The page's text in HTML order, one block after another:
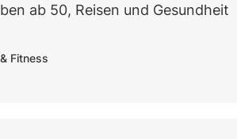
ab 50, Reisen und Gesundheit
Fitness